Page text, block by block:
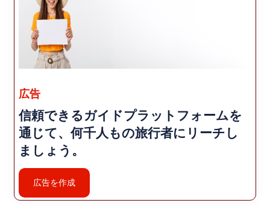
広告
信頼できるガイドプラットフォームを
通じて、何千人もの旅行者にリーチし
ましょう。
広告を作成